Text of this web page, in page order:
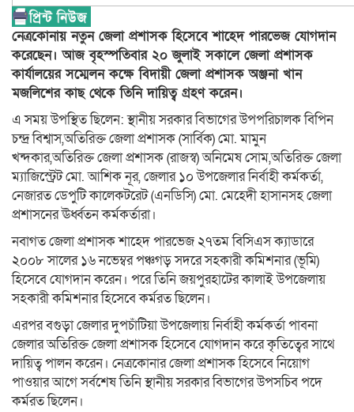
নেত্রকোনায় নতুন জেলা প্রশাসক হিসেবে শাহেদ পারভেজ যোগদান
করেছেন। আজ বৃহস্পতিবার ২০ জুলাই সকালে জেলা প্রশাসক
কার্যালয়ের সম্মেলন কক্ষে বিদায়ী জেলা প্রশাসক অঞ্জনা খান
মজলিশের কাছ থেকে তিনি দায়িত্ব গ্রহণ করেন।
এ সময় উপস্থিত ছিলেন: স্থানীয় সরকার বিভাগের উপপরিচালক বিপিন
চন্দ্র বিশ্বাস,অতিরিক্ত জেলা প্রশাসক (সার্বিক) মো. মামুন
খন্দকার,অতিরিক্ত জেলা প্রশাসক (রাজস্ব) অনিমেষ সোম,অতিরিক্ত জেলা
ম্যাজিস্ট্রেট মো. আশিক নূর, জেলার ১০ উপজেলার নির্বাহী কর্মকর্তা,
নেজারত ডেপুটি কালেকটরেট (এনডিসি) মো. মেহেদী হাসানসহ জেলা
প্রশাসনের ঊর্ধ্বতন কর্মকর্তারা।
নবাগত জেলা প্রশাসক শাহেদ পারভেজ ২৭তম বিসিএস ক্যাডারে
২০০৮ সালের ১৬ নভেম্বর পঞ্চগড় সদরে সহকারী কমিশনার (ভূমি)
হিসেবে যোগদান করেন। পরে তিনি জয়পুরহাটের কালাই উপজেলায়
সহকারী কমিশনার হিসেবে কর্মরত ছিলেন।
এরপর বগুড়া জেলার দুপচাঁটিয়া উপজেলায় নির্বাহী কর্মকর্তা পাবনা
জেলার অতিরিক্ত জেলা প্রশাসক হিসেবে যোগদান করে কৃতিত্বের সাথে
দায়িত্ব পালন করেন। নেত্রকোনার জেলা প্রশাসক হিসেবে নিয়োগ
পাওয়ার আগে সর্বশেষ তিনি স্থানীয় সরকার বিভাগের উপসচিব পদে
কর্মরত ছিলেন।